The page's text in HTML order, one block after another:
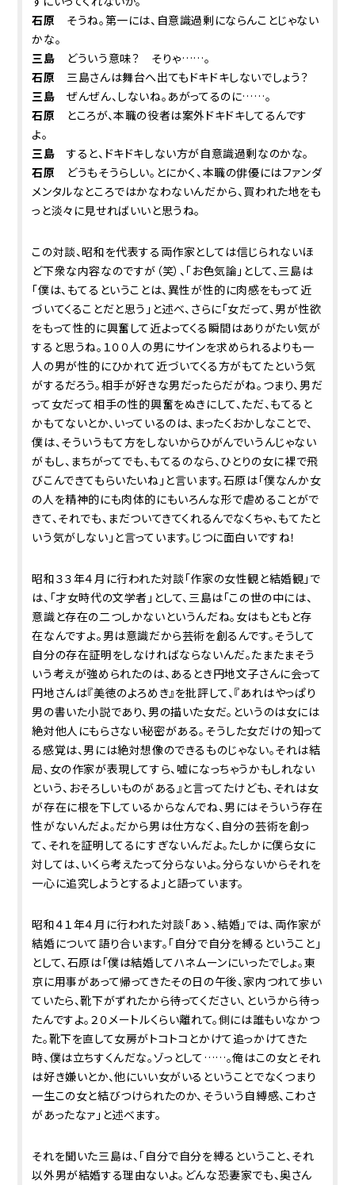
石原 そうね。第一には、自意識過剰にならんことじゃない
かな。
三島 どういう意味？ そりゃ……。
石原 三島さんは舞台へ出てもドキドキしないでしょう？
三島 ぜんぜん、しないね。あがってるのに……。
石原 ところが、本職の役者は案外ドキドキしてるんです
よ。
三島 すると、ドキドキしない方が自意識過剰なのかな。
石原 どうもそうらしい。とにかく、本職の俳優にはファンダ
メンタルなところではかなわないんだから、買われた地をも
っと淡々に見せればいいと思うね。
この対談、昭和を代表する両作家としては信じられないほ
ど下衆な内容なのですが（笑）、「お色気論」として、三島は
「僕は、もてるということは、異性が性的に肉感をもって近
づいてくることだと思う」と述べ、さらに「女だって、男が性欲
をもって性的に興奮して近よってくる瞬間はありがたい気が
すると思うね。１００人の男にサインを求められるよりも一
人の男が性的にひかれて近づいてくる方がもてたという気
がするだろう。相手が好きな男だったらだがね。つまり、男だ
って女だって相手の性的興奮をぬきにして、ただ、もてると
かもてないとか、いっているのは、まったくおかしなことで、
僕は、そういうもて方をしないからひがんでいうんじゃない
が――もし、まちがってでも、もてるのなら、ひとりの女に裸で飛
びこんできてもらいたいね」と言います。石原は「僕なんか女
の人を精神的にも肉体的にもいろんな形で虐めることがで
きて、それでも、まだついてきてくれるんでなくちゃ、もてたと
いう気がしない」と言っています。じつに面白いですね！
昭和３３年４月に行われた対談「作家の女性観と結婚観」で
は、「才女時代の文学者」として、三島は「この世の中には、
意識と存在の二つしかないというんだね。女はもともと存
在なんですよ。男は意識だから芸術を創るんです。そうして
自分の存在証明をしなければならないんだ。たまたまそう
いう考えが強められたのは、あるとき円地文子さんに会って――
円地さんは『美徳のよろめき』を批評して、『あれはやっぱり
男の書いた小説であり、男の描いた女だ。というのは女には
絶対他人にもらさない秘密がある。そうした女だけの知って
る感覚は、男には絶対想像のできるものじゃない。それは結
局、女の作家が表現してすら、嘘になっちゃうかもしれない
という、おそろしいものがある』と言ってたけども、それは女
が存在に根を下しているからなんでね、男にはそういう存在
性がないんだよ。だから男は仕方なく、自分の芸術を創っ
て、それを証明してるにすぎないんだよ。たしかに僕ら女に
対しては、いくら考えたって分らないよ。分らないからそれを
一心に追究しようとするよ」と語っています。
昭和４１年４月に行われた対談「あゝ、結婚」では、両作家が
結婚について語り合います。「自分で自分を縛るということ」
として、石原は「僕は結婚してハネムーンにいったでしょ。東
京に用事があって帰ってきたその日の午後、家内つれて歩い
ていたら、靴下がずれたから待ってください、というから待っ
たんですよ。２０メートルくらい離れて。側には誰もいなかつ
た。靴下を直して女房がトコトコとかけて追っかけてきた
時、僕は立ちすくんだな。ゾっとして……。俺はこの女と――それ
は好き嫌いとか、他にいい女がいるということでなく――つまり
一生この女と結びつけられたのか、そういう自縛感、こわさ
があったなァ」と述べます。
それを聞いた三島は、「自分で自分を縛るということ、それ
以外男が結婚する理由ないよ。どんな恐妻家でも、奥さん